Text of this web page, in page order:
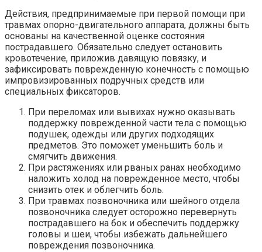
Действия, предпринимаемые при первой помощи при
травмах опорно-двигательного аппарата, должны быть
основаны на качественной оценке состояния
пострадавшего. Обязательно следует остановить
кровотечение, приложив давящую повязку, и
зафиксировать поврежденную конечность с помощью
импровизированных подручных средств или
специальных фиксаторов.
При переломах или вывихах нужно оказывать
поддержку поврежденной части тела с помощью
подушек, одежды или других подходящих
предметов. Это поможет уменьшить боль и
смягчить движения.
При растяжениях или рваных ранах необходимо
наложить холод на поврежденное место, чтобы
снизить отек и облегчить боль.
При травмах позвоночника или шейного отдела
позвоночника следует осторожно перевернуть
пострадавшего на бок и обеспечить поддержку
головы и шеи, чтобы избежать дальнейшего
повреждения позвоночника.